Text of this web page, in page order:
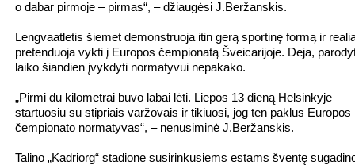
o dabar pirmoje – pirmas“, – džiaugėsi J.Beržanskis.
Lengvaatletis šiemet demonstruoja itin gerą sportinę formą ir
pretenduoja vykti į Europos čempionatą Šveicarijoje. Deja,
laiko šiandien įvykdyti normatyvui nepakako.
„Pirmi du kilometrai buvo labai lėti. Liepos 13 dieną Helsinkyje
startuosiu su stipriais varžovais ir tikiuosi, jog ten paklus Europos
čempionato normatyvas“, – nenusiminė J.Beržanskis.
Talino „Kadriorg“ stadione susirinkusiems estams šventę